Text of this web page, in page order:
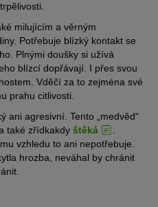
milujícím a věrným
Potřebuje blízký kontakt se
Plnými doušky si užívá
blízcí dopřávají. I přes svou
Vděčí za to zejména své
prahu citlivosti.
ani agresivní. Tento „medvěd“
také zřídkakdy štěká
.
vzhledu to ani nepotřebuje.
hrozba, neváhal by chránit